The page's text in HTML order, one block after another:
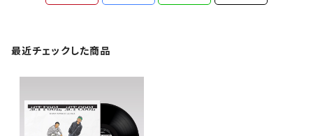
最近チェックした商品